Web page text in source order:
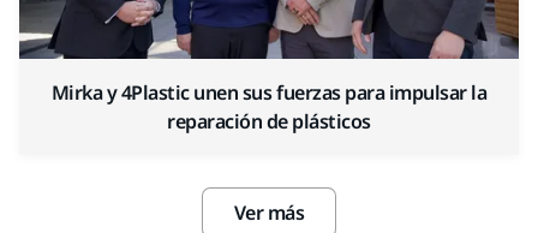
Mirka y 4Plastic unen sus fuerzas para impulsar la
reparación de plásticos
Ver más